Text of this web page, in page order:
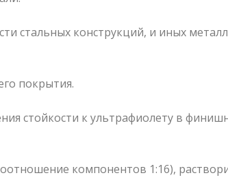
стальных конструкций, и иных
покрытия.
стойкости к ультрафиолету в
компонентов 1:16),